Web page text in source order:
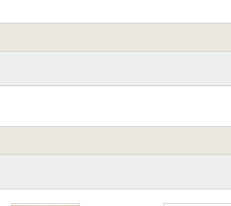
の考古学研究(中村亜希子)
ころ(菊池徹夫)
の発掘実習と職員宿舎(飯島武次)
もに(宇田川洋)
の新たな取り組み(佐藤宏之)
こと(榊田朋広)